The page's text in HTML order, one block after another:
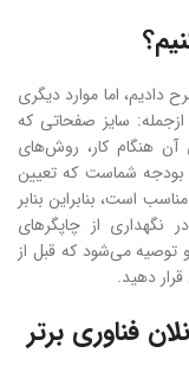
دادیم، اما موارد دیگری
سایز صفحاتی که
هنگام کار، روش‌های
بودجه شماست که تعیین
است، بنابراین بنابر
نگهداری از چاپگرهای
می‌شود که قبل از
دهید.
فناوری برتر